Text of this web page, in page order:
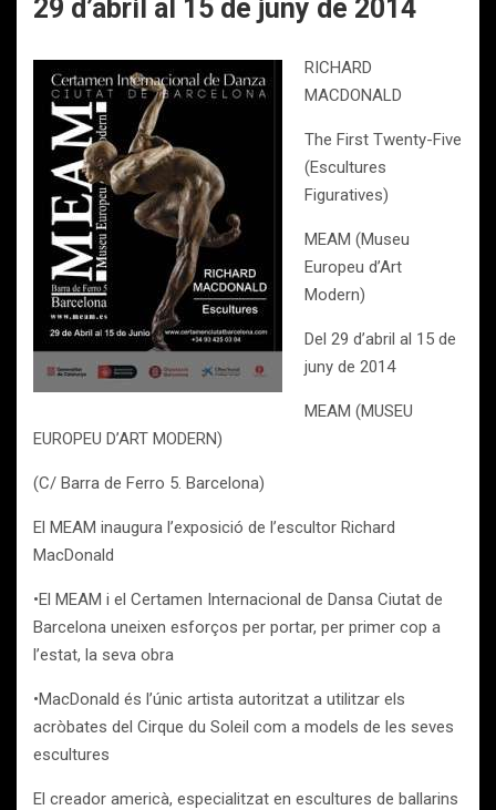
29 d’abril al 15 de juny de 2014
RICHARD
MACDONALD
The First Twenty-Five
(Escultures
Figuratives)
MEAM (Museu
Europeu d’Art
Modern)
Del 29 d’abril al 15 de
juny de 2014
MEAM (MUSEU
EUROPEU D’ART MODERN)
(C/ Barra de Ferro 5. Barcelona)
El MEAM inaugura l’exposició de l’escultor Richard
MacDonald
•El MEAM i el Certamen Internacional de Dansa Ciutat de
Barcelona uneixen esforços per portar, per primer cop a
l’estat, la seva obra
•MacDonald és l’únic artista autoritzat a utilitzar els
acròbates del Cirque du Soleil com a models de les seves
escultures
El creador americà, especialitzat en escultures de ballarins